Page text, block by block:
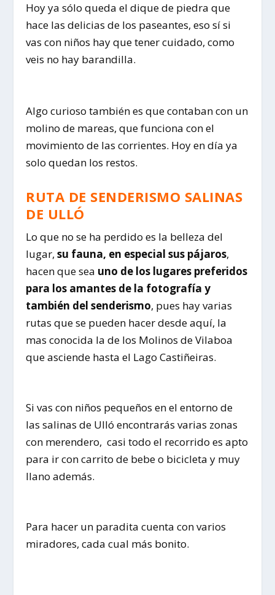
Hoy ya sólo queda el dique de piedra que
hace las delicias de los paseantes, eso sí si
vas con niños hay que tener cuidado, como
veis no hay barandilla.
Algo curioso también es que contaban con un
molino de mareas, que funciona con el
movimiento de las corrientes. Hoy en día ya
solo quedan los restos.
RUTA DE SENDERISMO SALINAS
DE ULLÓ
Lo que no se ha perdido es la belleza del
lugar, su fauna, en especial sus pájaros,
hacen que sea uno de los lugares preferidos
para los amantes de la fotografía y
también del senderismo, pues hay varias
rutas que se pueden hacer desde aquí, la
mas conocida la de los Molinos de Vilaboa
que asciende hasta el Lago Castiñeiras.
Si vas con niños pequeños en el entorno de
las salinas de Ulló encontrarás varias zonas
con merendero, casi todo el recorrido es apto
para ir con carrito de bebe o bicicleta y muy
llano además.
Para hacer un paradita cuenta con varios
miradores, cada cual más bonito.